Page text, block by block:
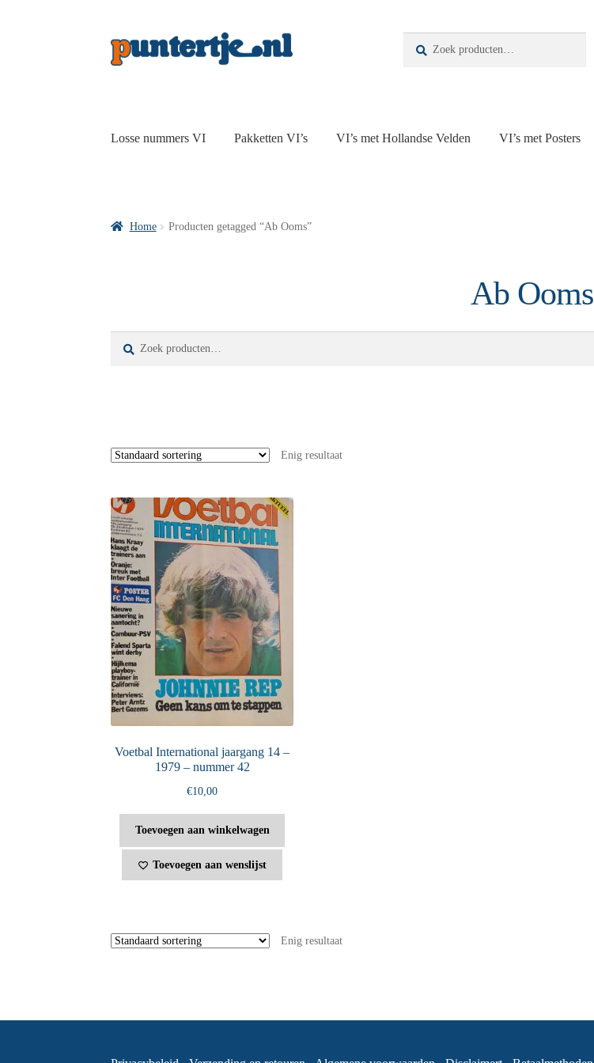
Zoeken
Losse nummers VI Pakketten VI’s VI’s met Hollandse Velden VI’s met Posters
Home Producten getagged “Ab Ooms”
Ab Ooms
Enig resultaat
Voetbal International jaargang 14 –
1979 – nummer 42
€10,00
Toevoegen aan winkelwagen
Toevoegen aan wenslijst
Enig resultaat